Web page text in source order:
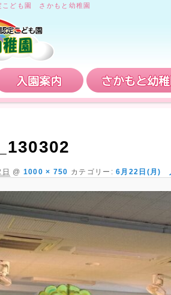
ども園 さかもと幼稚園
入園案内
@ 1000 × 750 カテゴリー:6月22日(月)